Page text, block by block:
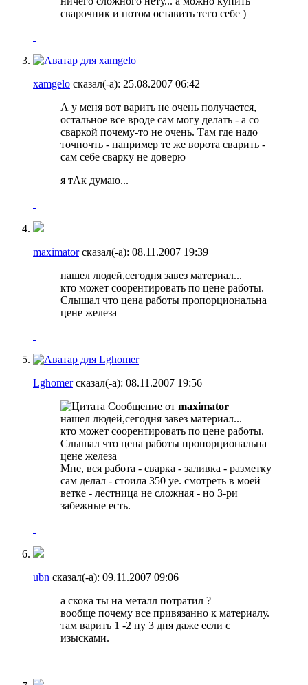
сварочник и потом оставить тего себе )
xamgelo сказал(-а): 25.08.2007 06:42
А у меня вот варить не очень получается,
остальное все вроде сам могу делать - а со
сваркой почему-то не очень. Там где надо
точночть - например те же ворота сварить -
сам себе сварку не доверю
я тАк думаю...
maximatorсказал(-а): 08.11.2007 19:39
нашел людей,сегодня завез материал...
кто может соорентировать по цене работы.
Слышал что цена работы пропорциональна
цене железа
Lghomerсказал(-а): 08.11.2007 19:56
Сообщение от maximator
нашел людей,сегодня завез материал...
кто может соорентировать по цене работы.
Слышал что цена работы пропорциональна
цене железа
Мне, вся работа - сварка - заливка - разметку
сам делал - стоила 350 уе. смотреть в моей
ветке - лестница не сложная - но 3-ри
забежные есть.
ubn сказал(-а): 09.11.2007 09:06
а скока ты на металл потратил ?
вообще почему все привязанно к материалу.
там варить 1 -2 ну 3 дня даже если с
изысками.